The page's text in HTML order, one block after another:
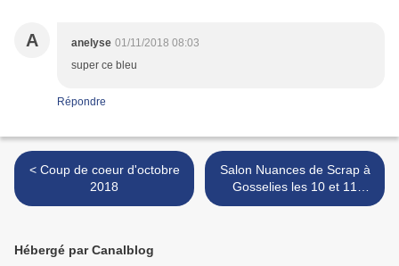
A anelyse 01/11/2018 08:03
super ce bleu
Répondre
< Coup de coeur d'octobre
2018
Salon Nuances de Scrap à
Gosselies les 10 et 11
novembre 2018 >
Hébergé par Canalblog